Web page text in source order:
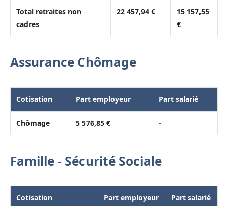
Total retraites non
cadres
22 457,94 €
15 157,55
€
Assurance Chômage
Cotisation Part employeur Part salarié
Chômage 5 576,85 € -
Famille - Sécurité Sociale
Cotisation Part employeur Part salarié